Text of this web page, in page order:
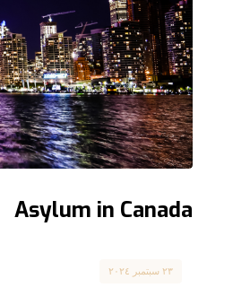
Asylum in Canada
٢٣ سبتمبر ٢٠٢٤